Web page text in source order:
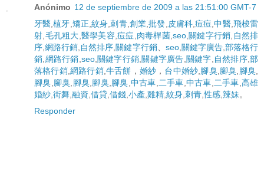
Anónimo 12 de septiembre de 2009 a las 21:51:00 GMT-7
牙醫,植牙,矯正,紋身,刺青,創業,批發,皮膚科,痘痘,中醫,飛梭雷
射,毛孔粗大,醫學美容,痘痘,肉毒桿菌,seo,關鍵字行銷, 自然排
序,網路行銷,自然排序,關鍵字行銷、 seo,關鍵字廣告,部落格行
銷,網路行銷,seo,關鍵字行銷,關鍵字廣告,關鍵字,自然排序,部
落格行銷,網路行銷,牛舌餅 ， 婚紗 ， 台中婚紗,腳臭,腳臭,腳臭,
腳臭,腳臭,腳臭,腳臭,腳臭,中古車,二手車,中古車,二手車,高雄
婚紗,街舞,融資,借貸,借錢,小產,雞精,紋身,刺青,性感,辣妹。
Responder